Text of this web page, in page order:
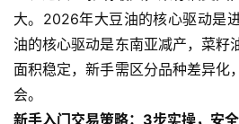
原
油
期
大。2026年大豆油的核心驱动是
油的核心驱动是东南亚减产，菜籽
面积稳定，新手需区分品种差异化
会。
新手入门交易策略：3步实操，安